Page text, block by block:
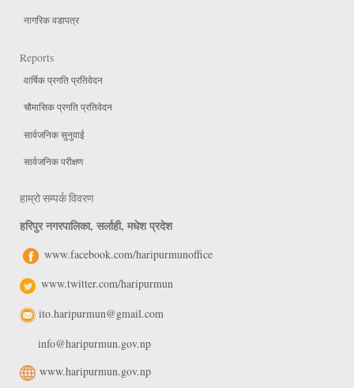
नागरिक वडापत्र
Reports
वार्षिक प्रगति प्रतिवेदन
चौमासिक प्रगति प्रतिवेदन
सार्वजनिक सुनुवाई
सार्वजनिक परीक्षण
हाम्रो सम्पर्क विवरण
हरिपुर नगरपालिका, सर्लाही, मधेश प्रदेश
www.facebook.com/haripurmunoffice
www.twitter.com/haripurmun
ito.haripurmun@gmail.com
info@haripurmun.gov.np
www.haripurmun.gov.np